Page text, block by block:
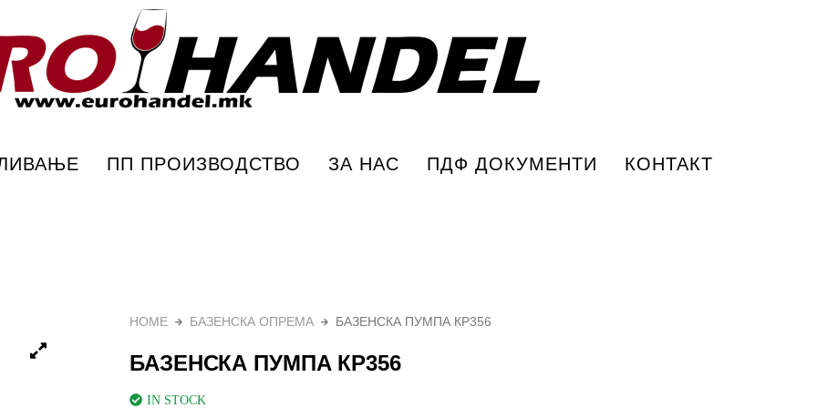
ПП ПРОИЗВОДСТВО ЗА НАС ПДФ ДОКУМЕНТИ КОНТАКТ
HOME БАЗЕНСКА ОПРЕМА БАЗЕНСКА ПУМПА КР356
БАЗЕНСКА ПУМПА КР356
IN STOCK